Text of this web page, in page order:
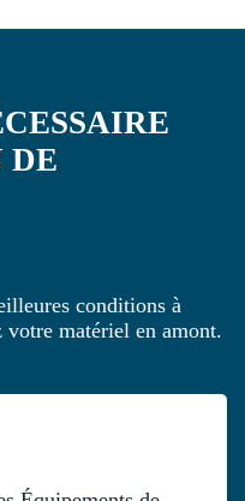
DE
conditions à
votre matériel en amont.